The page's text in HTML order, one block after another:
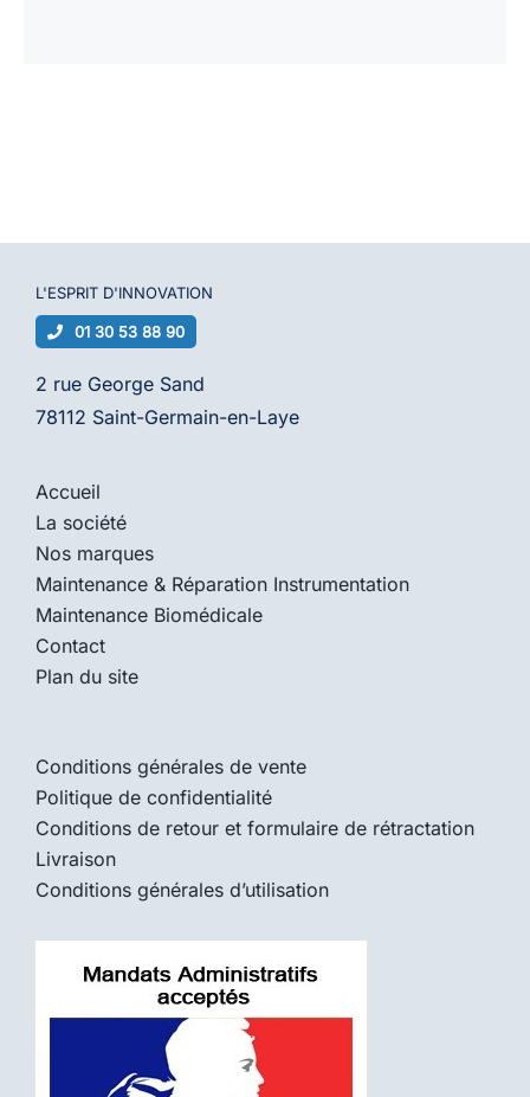
L'ESPRIT D'INNOVATION
01 30 53 88 90
2 rue George Sand
78112 Saint-Germain-en-Laye
Accueil
La société
Nos marques
Maintenance & Réparation Instrumentation
Maintenance Biomédicale
Contact
Plan du site
Conditions générales de vente
Politique de confidentialité
Conditions de retour et formulaire de rétractation
Livraison
Conditions générales d’utilisation